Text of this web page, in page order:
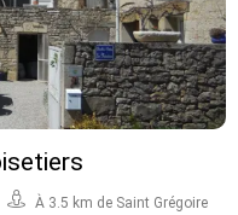
À 3.5 km de Saint Grégoire